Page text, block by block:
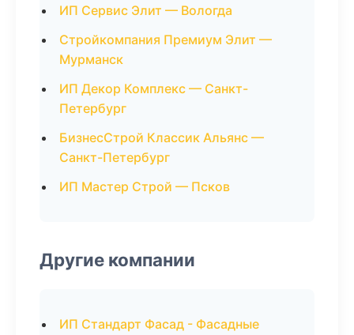
ИП Сервис Элит — Вологда
Стройкомпания Премиум Элит —
Мурманск
ИП Декор Комплекс — Санкт-
Петербург
БизнесСтрой Классик Альянс —
Санкт-Петербург
ИП Мастер Строй — Псков
Другие компании
ИП Стандарт Фасад - Фасадные